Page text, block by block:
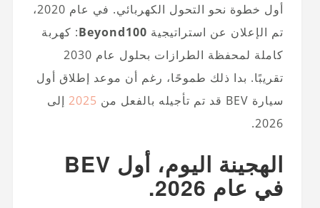
أول خطوة نحو التحول الكهربائي. في عام 2020،
تم الإعلان عن استراتيجية Beyond100: كهربة
كاملة لمحفظة الطرازات بحلول عام 2030
تقريبًا. بدا ذلك طموحًا، رغم أن موعد إطلاق أول
سيارة BEV قد تم تأجيله بالفعل من
2025إلى
2026.
الهجينة اليوم، أول BEV
في عام 2026.